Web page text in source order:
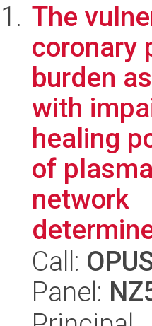
The
coronary
burden
with
healing
of
network
Call:
Panel: